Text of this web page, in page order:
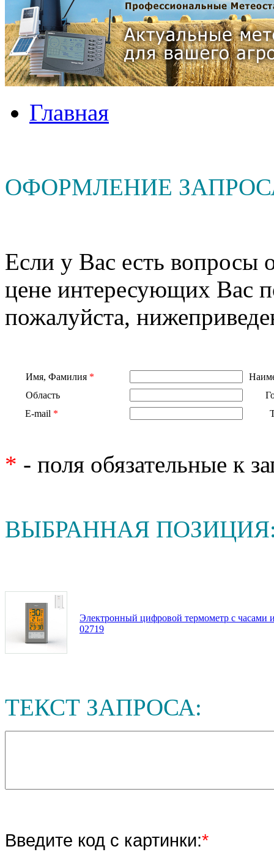
Главная
ОФОРМЛЕНИЕ
Если у Вас есть вопросы
цене интересующих Вас
пожалуйста,
Имя, Фамилия *
Область
E-mail *
* - поля обязательные к
ВЫБРАННАЯ
Электронный цифровой термометр с часами
02719
ТЕКСТ ЗАПРОСА:
Введите код с картинки:*